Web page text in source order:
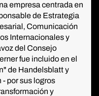
empresa centrada en
de Estrategia
Comunicación
Internacionales y
del Consejo
fue incluido en el
de Handelsblatt y
por sus logros
y